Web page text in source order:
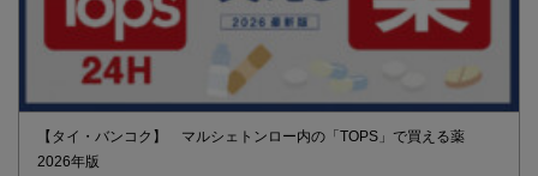
【タイ・バンコク】 マルシェトンロー内の「TOPS」で買える薬
2026年版